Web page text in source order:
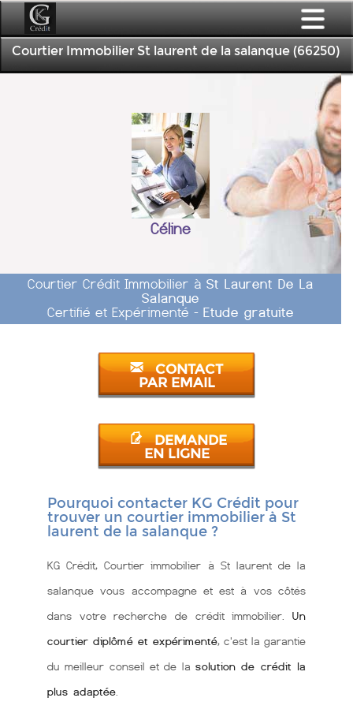
Courtier Immobilier St laurent de la salanque (66250)
Céline
Courtier Crédit Immobilier à St Laurent De La
Salanque
Certifié et Expérimenté - Etude gratuite
CONTACT
PAR EMAIL
DEMANDE
EN LIGNE
Pourquoi contacter KG Crédit pour
trouver un courtier immobilier à St
laurent de la salanque ?
KG Crédit, Courtier immobilier à St laurent de la
salanque vous accompagne et est à vos côtés
dans votre recherche de crédit immobilier. Un
courtier diplômé et expérimenté, c'est la garantie
du meilleur conseil et de la solution de crédit la
plus adaptée